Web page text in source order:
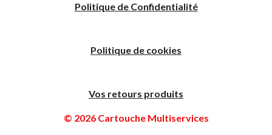
Politique de Confidentialité
Politique de cookies
Vos retours produits
© 2026 Cartouche Multiservices